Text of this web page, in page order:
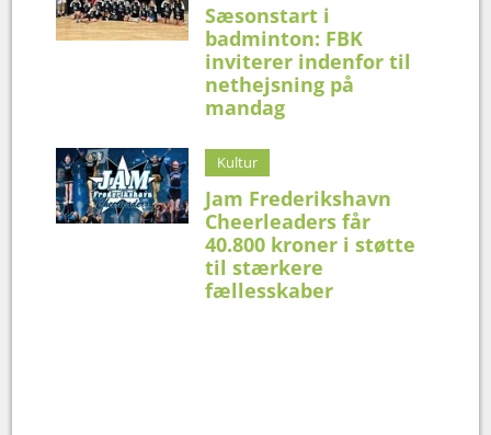
Sæsonstart i
badminton: FBK
inviterer indenfor til
nethejsning på
mandag
Kultur
Jam Frederikshavn
Cheerleaders får
40.800 kroner i støtte
til stærkere
fællesskaber